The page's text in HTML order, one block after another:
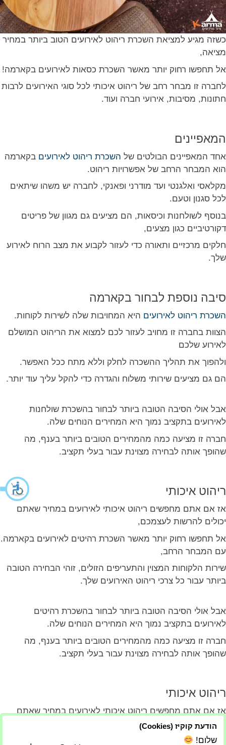
כשזה מגיע למציאת השכרת ריהוט לאירועים הטוב ביותר במחיר
מציאה,
אל תחפשו רחוק יותר מאשר השכרת כסאות לאירועים בקארמה!
לחברה זו מבחר רחב של ריהוט איכותי לכל סוגי האירועים לרבות
חתונות, מסיבות, אירועי חברה ועוד.
המאפיינים
אחד המאפיינים הבולטים של השכרת ריהוט לאירועים בקארמה
הוא המבחר הרחב של אפשרויות ריהוט.
מקלאסי ואלגנטי ועד מודרני ופאנקי, לחברה יש משהו שיתאים
לכל סגנון וטעם.
בנוסף לשולחנות וכיסאות, הם מציעים גם מגוון של פריטים
דקורטיביים כגון מצעים,
חלקים מרכזיים ותאורה כדי לעזור לקבוע את מצב הרוח לאירוע
שלך.
סיבה נוספת לבחור בקארמה
השכרת ריהוט לאירועים היא המחויבות שלה לשירות לקוחות.
הצוות בחברה זו מחויב לעזור לכם למצוא את הריהוט המושלם
לאירוע שלכם
ולהפוך את תהליך ההשכרה לחלק וללא מתח ככל האפשר.
הם גם מציעים שירותי משלוח והגדרה כדי להקל עליך עוד יותר.
אבל אולי הסיבה הטובה ביותר לבחור בהשכרת שולחנות
לאירועים בתקציב נמוך היא המחירים הנוחים שלה.
חברה זו מציעה כמה מהמחירים הטובים ביותר בענף, מה
שהופך אותה לבחירה מצוינת עבור בעלי תקציב.
ריהוט איכותי
אז אם אתם מחפשים ריהוט איכותי לאירועים במחיר שאתם
יכולים להרשות לעצמכם,
אל תחפשו רחוק יותר מאשר השכרת רהיטים לאירועים בקארמה.
עם המבחר הרחב,
שירות הלקוחות המצוין והתעריפים הזולים, זוהי הבחירה הטובה
ביותר עבור כל צרכי ריהוט האירועים שלך.
אבל אולי הסיבה הטובה ביותר לבחור בהשכרת רהיטים
לאירועים בתקציב נמוך היא המחירים הנוחים שלה.
חברה זו מציעה כמה מהמחירים הטובים ביותר בענף, מה
שהופך אותה לבחירה מצוינת עבור בעלי תקציב.
ריהוט איכותי
אז אם אתם מחפשים ריהוט איכותי לאירועים במחיר שאתם
יכולים להרשות לעצמכם,
אל תחפשו רחוק יותר מאשר השכרה של ריהוט לאירועים
הודעת קוקיז (Cookies)
שלום!